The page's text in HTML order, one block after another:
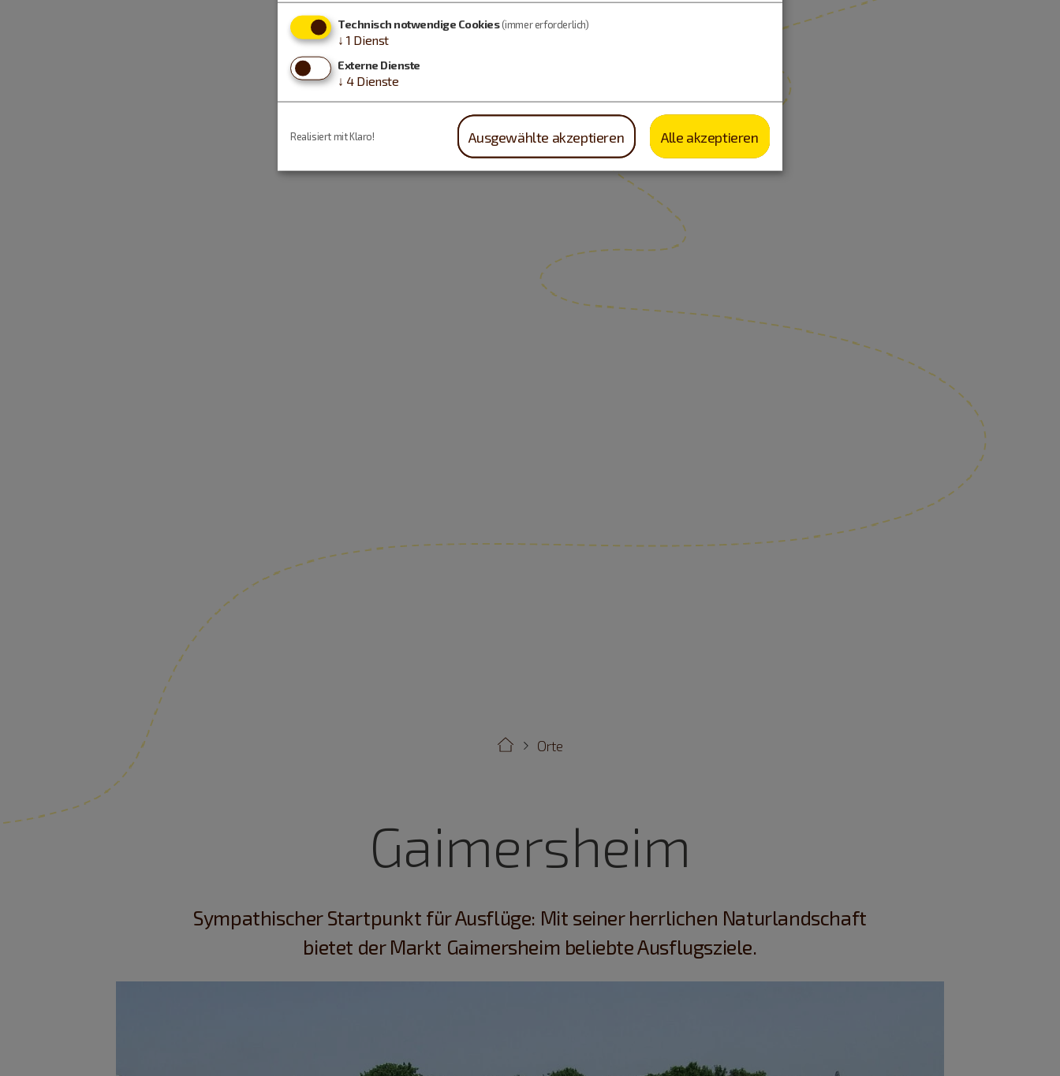
Orte
Gaimersheim
Sympathischer Startpunkt für Ausflüge: Mit seiner herrlichen Naturlandschaft
bietet der Markt Gaimersheim beliebte Ausflugsziele.
Technisch notwendige Cookies(immer erforderlich)
↓ 1 Dienst
Externe Dienste
↓ 4 Dienste
Ausgewählte akzeptieren Alle akzeptieren
Realisiert mit Klaro!